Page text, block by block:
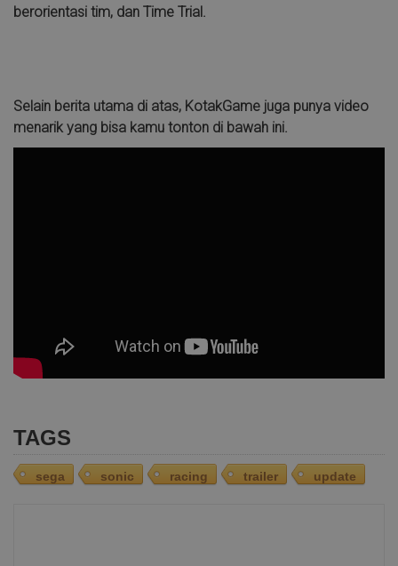
berorientasi tim, dan Time Trial.
Selain berita utama di atas, KotakGame juga punya video
menarik yang bisa kamu tonton di bawah ini.
TAGS
sega sonic racing trailer update